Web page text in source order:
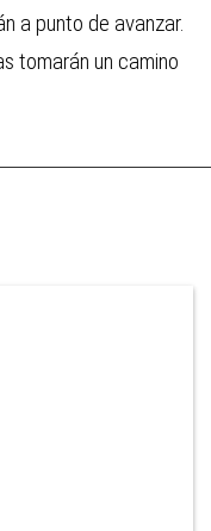
a punto de avanzar.
tomarán un camino